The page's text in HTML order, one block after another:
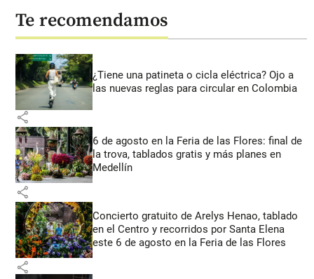
Te recomendamos
¿Tiene una patineta o cicla eléctrica? Ojo a
las nuevas reglas para circular en Colombia
share
6 de agosto en la Feria de las Flores: final de
la trova, tablados gratis y más planes en
Medellín
share
Concierto gratuito de Arelys Henao, tablado
en el Centro y recorridos por Santa Elena
este 6 de agosto en la Feria de las Flores
share